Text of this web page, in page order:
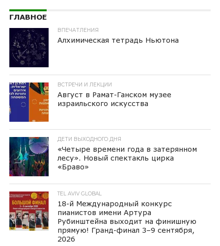
ГЛАВНОЕ
ВПЕЧАТЛЕНИЯ
Алхимическая тетрадь Ньютона
ВСТРЕЧИ И ЛЕКЦИИ
Август в Рамат-Ганском музее
израильского искусства
ДЕТИ ВЫХОДНОГО ДНЯ
«Четыре времени года в затерянном
лесу». Новый спектакль цирка
«Браво»
TEL AVIV GLOBAL
18-й Международный конкурс
пианистов имени Артура
Рубинштейна выходит на финишную
прямую! Гранд-финал 3–9 сентября,
2026